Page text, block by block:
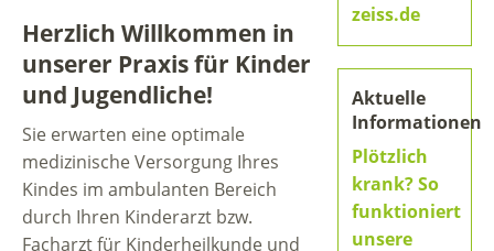
Herzlich Willkommen in
unserer Praxis für Kinder
und Jugendliche!
Sie erwarten eine optimale
medizinische Versorgung Ihres
Kindes im ambulanten Bereich
durch Ihren Kinderarzt bzw.
Facharzt für Kinderheilkunde und
zeiss.de
Aktuelle
Informationen
Plötzlich
krank? So
funktioniert
unsere